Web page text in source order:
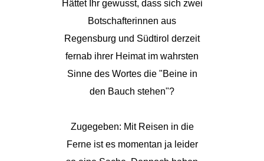
Hättet Ihr gewusst, dass sich zwei
Botschafterinnen aus
Regensburg und Südtirol derzeit
fernab ihrer Heimat im wahrsten
Sinne des Wortes die "Beine in
den Bauch stehen"?
Zugegeben: Mit Reisen in die
Ferne ist es momentan ja leider